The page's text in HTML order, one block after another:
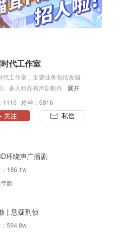
代工作室
代工作室，主要业务包括改编
、多人精品有声剧制作出品；
九次元原创工作室，专注原创
作、原创IP孵化。
展开
1116 粉丝：6816
关注 私信
环绕声广播剧
186.1w
龄
| 悬疑刑侦
594.8w